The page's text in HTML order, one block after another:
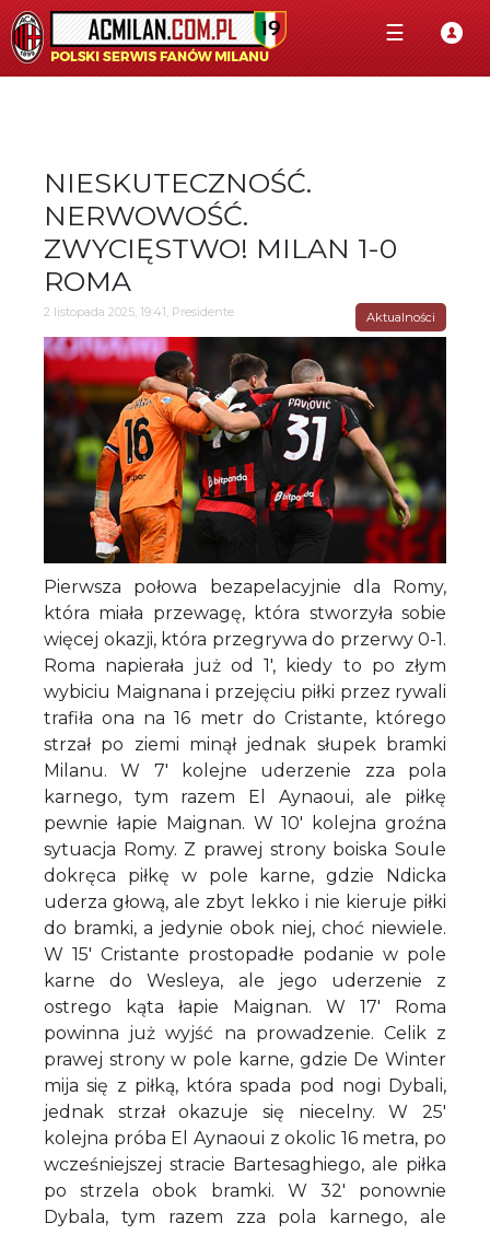
☰
NIESKUTECZNOŚĆ.
NERWOWOŚĆ.
ZWYCIĘSTWO! MILAN 1-0
ROMA
2 listopada 2025, 19:41, Presidente Aktualności
Pierwsza połowa bezapelacyjnie dla Romy,
która miała przewagę, która stworzyła sobie
więcej okazji, która przegrywa do przerwy 0-1.
Roma napierała już od 1', kiedy to po złym
wybiciu Maignana i przejęciu piłki przez rywali
trafiła ona na 16 metr do Cristante, którego
strzał po ziemi minął jednak słupek bramki
Milanu. W 7' kolejne uderzenie zza pola
karnego, tym razem El Aynaoui, ale piłkę
pewnie łapie Maignan. W 10' kolejna groźna
sytuacja Romy. Z prawej strony boiska Soule
dokręca piłkę w pole karne, gdzie Ndicka
uderza głową, ale zbyt lekko i nie kieruje piłki
do bramki, a jedynie obok niej, choć niewiele.
W 15' Cristante prostopadłe podanie w pole
karne do Wesleya, ale jego uderzenie z
ostrego kąta łapie Maignan. W 17' Roma
powinna już wyjść na prowadzenie. Celik z
prawej strony w pole karne, gdzie De Winter
mija się z piłką, która spada pod nogi Dybali,
jednak strzał okazuje się niecelny. W 25'
kolejna próba El Aynaoui z okolic 16 metra, po
wcześniejszej stracie Bartesaghiego, ale piłka
po strzela obok bramki. W 32' ponownie
Dybala, tym razem zza pola karnego, ale